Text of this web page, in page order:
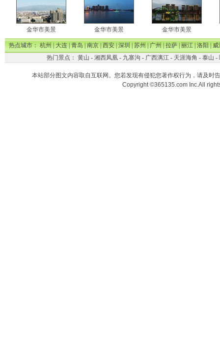
金华市美景 金华市美景 金华市美景
热点城市：杭州|大连|青岛|南京|西安|深圳|苏州|广州|拉萨|丽江|洛阳|威
热门景点： 黄山 - 湘西凤凰- 九寨沟 - 广西漓江- 天涯海角 - 泰山 -
本站部分图文内容取自互联网。您若发现有侵犯您著作权行为，请及时
Copyright ©365135.com Inc.All